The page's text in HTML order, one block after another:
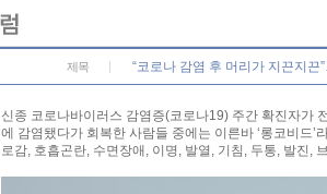
제목 “코로나 감염 후 머리가 지끈지끈
신종 코로나바이러스 감염증(코로나19) 주간 확진자가
에 감염됐다가 회복한 사람들 중에는 이른바 ‘롱코비드
로감, 호흡곤란, 수면장애, 이명, 발열, 기침, 두통, 발진,